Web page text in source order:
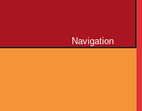
Navigation